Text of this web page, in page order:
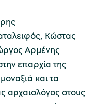
Κώστας
Αρμένης
επαρχία της
και τα
αρχαιολόγος στους